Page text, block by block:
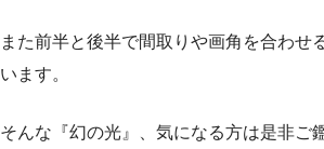
また前半と後半で間取りや画角を合わせ
います。
そんな『幻の光』、気になる方は是非ご